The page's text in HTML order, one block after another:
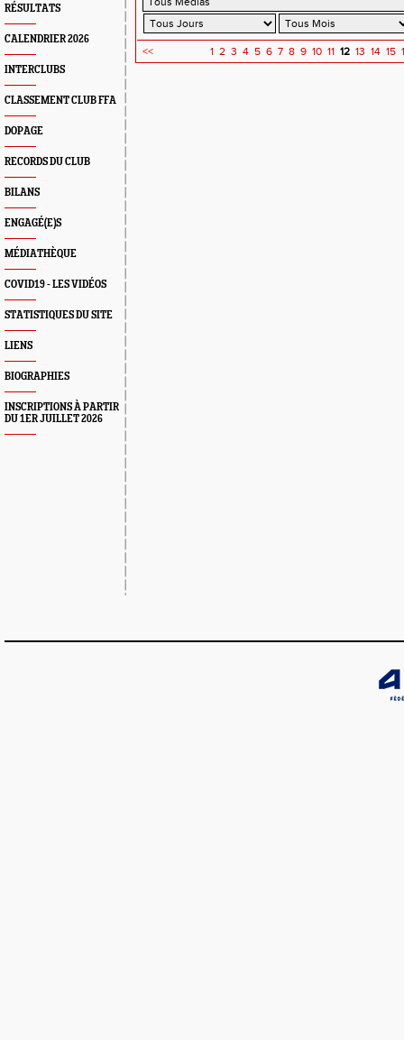
RÉSULTATS
CALENDRIER 2026
INTERCLUBS
CLASSEMENT CLUB FFA
DOPAGE
RECORDS DU CLUB
BILANS
ENGAGÉ(E)S
MÉDIATHÈQUE
COVID19 - LES VIDÉOS
STATISTIQUES DU SITE
LIENS
BIOGRAPHIES
INSCRIPTIONS À PARTIR
DU 1ER JUILLET 2026
<< 1 2 3 4 5 6 7 8 9 10 11 12 13 14 15